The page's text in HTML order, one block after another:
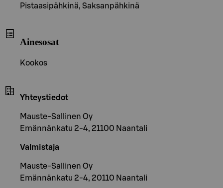
Pistaasipähkinä, Saksanpähkinä
Ainesosat
Kookos
Yhteystiedot
Mauste-Sallinen Oy
Emännänkatu 2-4, 21100 Naantali
Valmistaja
Mauste-Sallinen Oy
Emännänkatu 2-4, 20110 Naantali